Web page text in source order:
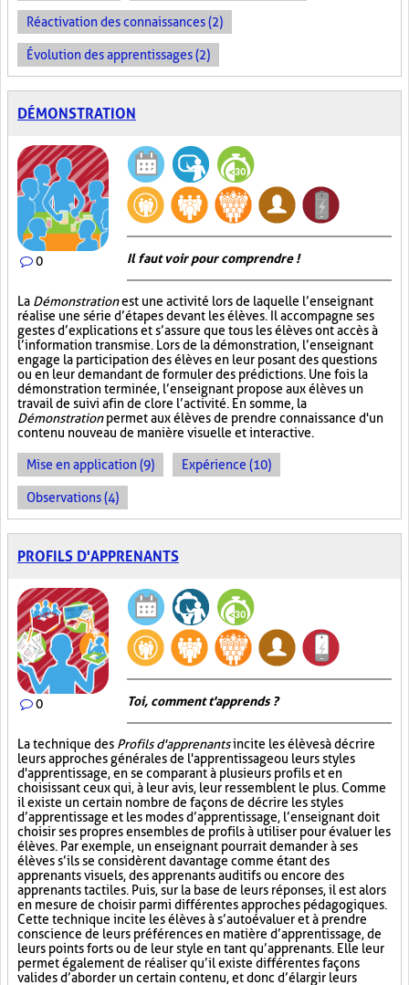
Réactivation des connaissances (2)
Évolution des apprentissages (2)
DÉMONSTRATION
0 Il faut voir pour comprendre !
La Démonstrationest une activité lors de laquelle l’enseignant
réalise une série d’étapes devant les élèves. Il accompagne ses
gestes d’explications et s’assure que tous les élèves ont accès à
l’information transmise. Lors de la démonstration, l’enseignant
engage la participation des élèves en leur posant des questions
ou en leur demandant de formuler des prédictions. Une fois la
démonstration terminée, l’enseignant propose aux élèves un
travail de suivi afin de clore l’activité. En somme, la
Démonstrationpermet aux élèves de prendre connaissance d'un
contenu nouveau de manière visuelle et interactive.
Mise en application (9) Expérience (10)
Observations (4)
PROFILS D'APPRENANTS
0 Toi, comment t'apprends ?
La technique des Profils d'apprenantsincite les élèves à décrire
leurs approches générales de l'apprentissage ou leurs styles
d'apprentissage, en se comparant à plusieurs profils et en
choisissant ceux qui, à leur avis, leur ressemblent le plus. Comme
il existe un certain nombre de façons de décrire les styles
d’apprentissage et les modes d’apprentissage, l’enseignant doit
choisir ses propres ensembles de profils à utiliser pour évaluer les
élèves. Par exemple, un enseignant pourrait demander à ses
élèves s’ils se considèrent davantage comme étant des
apprenants visuels, des apprenants auditifs ou encore des
apprenants tactiles. Puis, sur la base de leurs réponses, il est alors
en mesure de choisir parmi différentes approches pédagogiques.
Cette technique incite les élèves à s’autoévaluer et à prendre
conscience de leurs préférences en matière d’apprentissage, de
leurs points forts ou de leur style en tant qu’apprenants. Elle leur
permet également de réaliser qu’il existe différentes façons
valides d’aborder un certain contenu, et donc d’élargir leurs